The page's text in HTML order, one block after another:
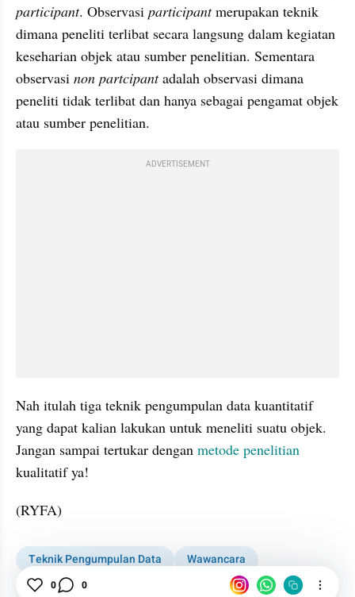
participant. Observasi participant merupakan teknik
dimana peneliti terlibat secara langsung dalam kegiatan
keseharian objek atau sumber penelitian. Sementara
observasi non partcipant adalah observasi dimana
peneliti tidak terlibat dan hanya sebagai pengamat objek
atau sumber penelitian.
ADVERTISEMENT
Nah itulah tiga teknik pengumpulan data kuantitatif
yang dapat kalian lakukan untuk meneliti suatu objek.
Jangan sampai tertukar dengan metode penelitian
kualitatif ya!
(RYFA)
Teknik Pengumpulan Data
Wawancara
Metode Penelitian
0 0